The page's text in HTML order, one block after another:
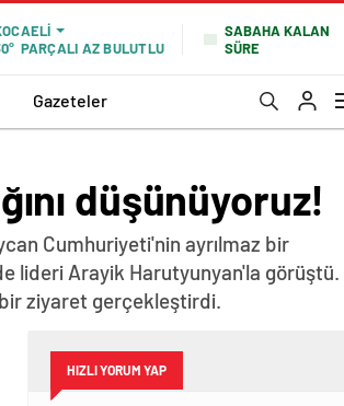
PARÇALI AZ BULUTLU
SABAHA KALAN
SÜRE
Gazeteler
düşünüyoruz!
Cumhuriyeti'nin ayrılmaz bir
lideri Arayik Harutyunyan'la görüştü.
ziyaret gerçekleştirdi.
HIZLI YORUM YAP